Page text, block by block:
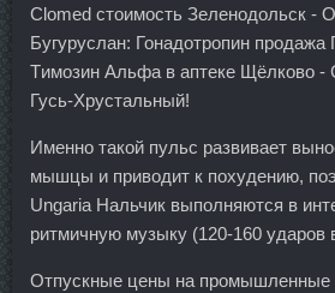
Clomed стоимость Зеленодольск -
Бугуруслан: Гонадотропин продажа
Tимозин Альфа в аптеке Щёлково -
Гусь-Хрустальный!
Именно такой пульс развивает
мышцы и приводит к похудению,
Ungaria Нальчик выполняются в
ритмичную музыку (120-160 ударов
Отпускные цены на промышленные